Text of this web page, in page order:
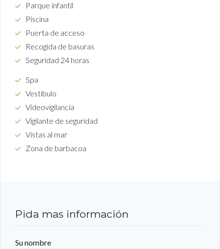
Parque infantil
Piscina
Puerta de acceso
Recogida de basuras
Seguridad 24 horas
Spa
Vestíbulo
Videovigilancia
Vigilante de seguridad
Vistas al mar
Zona de barbacoa
Pida mas información
Su nombre